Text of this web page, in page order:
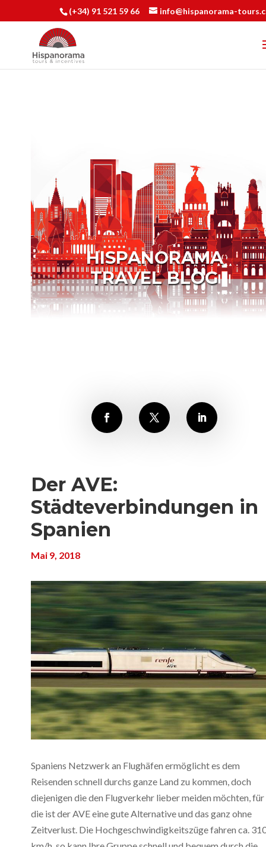
(+34) 91 521 59 66 info@hispanorama-
HISPANORAMA
TRAVEL BLOG
Der AVE:
Städteverbindungen in
Spanien
Mai 9, 2018
Spaniens Netzwerk an Flughäfen ermöglicht es dem
Reisenden schnell durchs ganze Land zu kommen, doch
diejenigen die den Flugverkehr lieber meiden möchten, für
die ist der AVE eine gute Alternative und das ganz ohne
Zeitverlust. Die Hochgeschwindigkeitszüge fahren ca.